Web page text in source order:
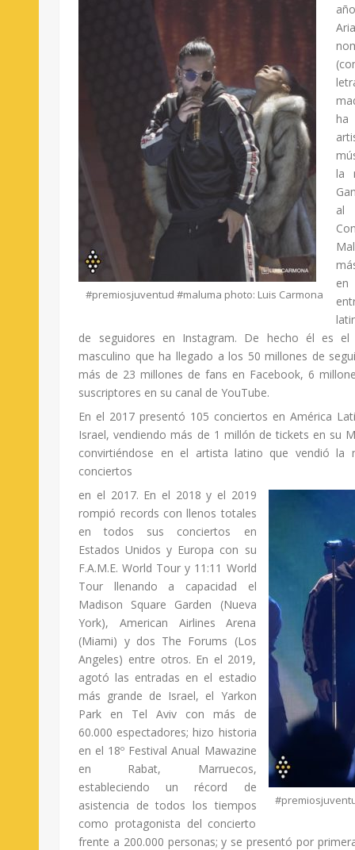
#premiosjuventud #maluma photo: Luis Carmona
ha
la
en
de seguidores en Instagram. De hecho él es
masculino que ha llegado a los 50 millones de
más de 23 millones de fans en Facebook, 6
suscriptores en su canal de YouTube.
En el 2017 presentó 105 conciertos en América
Israel, vendiendo más de 1 millón de tickets en su
convirtiéndose en el artista latino que vendió la
conciertos
en el 2017. En el 2018 y el 2019
rompió records con llenos totales
en todos sus conciertos en
Estados Unidos y Europa con su
F.A.M.E. World Tour y 11:11 World
Tour llenando a capacidad el
Madison Square Garden (Nueva
York), American Airlines Arena
(Miami) y dos The Forums (Los
Angeles) entre otros. En el 2019,
agotó las entradas en el estadio
más grande de Israel, el Yarkon
Park en Tel Aviv con más de
60.000 espectadores; hizo historia
en el 18º Festival Anual Mawazine
en Rabat, Marruecos,
estableciendo un récord de
asistencia de todos los tiempos
como protagonista del concierto
frente a 200.000 personas; y se presentó por